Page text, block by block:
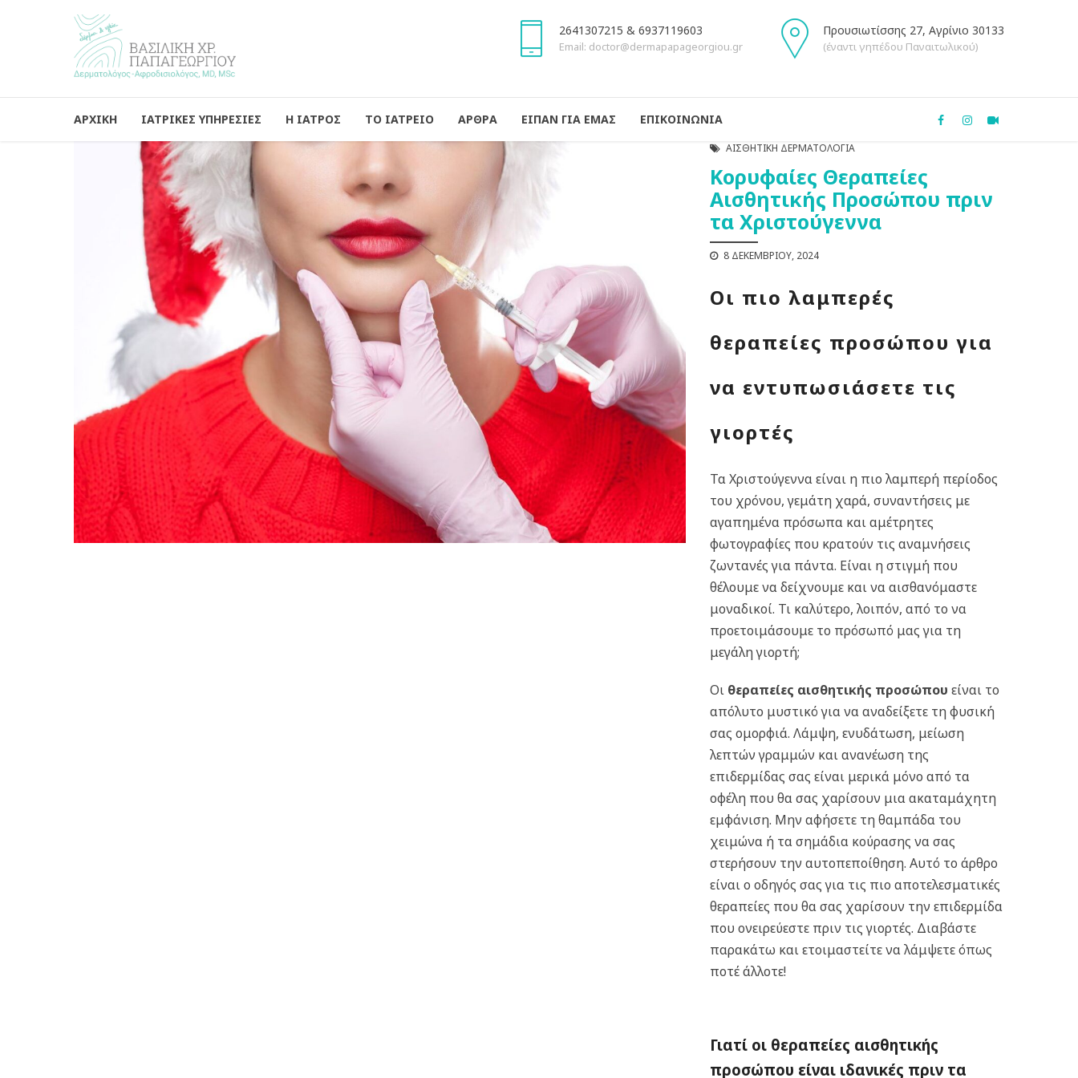
2641307215 & 6937119603
Email: doctor@dermapapageorgiou.gr
Προυσιωτίσσης 27, Αγρίνιο 30133
(έναντι γηπέδου Παναιτωλικού)
ΑΡΧΙΚΗ ΙΑΤΡΙΚΕΣ ΥΠΗΡΕΣΙΕΣ Η ΙΑΤΡΟΣ ΤΟ ΙΑΤΡΕΙΟ ΑΡΘΡΑ ΕΙΠΑΝ ΓΙΑ ΕΜΑΣ ΕΠΙΚΟΙΝΩΝΙΑ
ΑΙΣΘΗΤΙΚΉ ΔΕΡΜΑΤΟΛΟΓΊΑ
Κορυφαίες Θεραπείες
Αισθητικής Προσώπου πριν
τα Χριστούγεννα
8 ΔΕΚΕΜΒΡΊΟΥ, 2024
Οι πιο λαμπερές
θεραπείες προσώπου για
να εντυπωσιάσετε τις
γιορτές
Τα Χριστούγεννα είναι η πιο λαμπερή περίοδος
του χρόνου, γεμάτη χαρά, συναντήσεις με
αγαπημένα πρόσωπα και αμέτρητες
φωτογραφίες που κρατούν τις αναμνήσεις
ζωντανές για πάντα. Είναι η στιγμή που
θέλουμε να δείχνουμε και να αισθανόμαστε
μοναδικοί. Τι καλύτερο, λοιπόν, από το να
προετοιμάσουμε το πρόσωπό μας για τη
μεγάλη γιορτή;
Οι θεραπείες αισθητικής προσώπου είναι το
απόλυτο μυστικό για να αναδείξετε τη φυσική
σας ομορφιά. Λάμψη, ενυδάτωση, μείωση
λεπτών γραμμών και ανανέωση της
επιδερμίδας σας είναι μερικά μόνο από τα
οφέλη που θα σας χαρίσουν μια ακαταμάχητη
εμφάνιση. Μην αφήσετε τη θαμπάδα του
χειμώνα ή τα σημάδια κούρασης να σας
στερήσουν την αυτοπεποίθηση.Αυτό το άρθρο
είναι ο οδηγός σας για τις πιο αποτελεσματικές
θεραπείες που θα σας χαρίσουν την επιδερμίδα
που ονειρεύεστε πριν τις γιορτές. Διαβάστε
παρακάτω και ετοιμαστείτε να λάμψετε όπως
ποτέ άλλοτε!
Γιατί οι θεραπείες αισθητικής
προσώπου είναι ιδανικές πριν τα